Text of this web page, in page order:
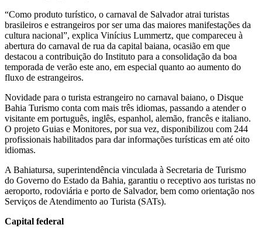
“Como produto turístico, o carnaval de Salvador atrai turistas
brasileiros e estrangeiros por ser uma das maiores manifestações da
cultura nacional”, explica Vinícius Lummertz, que compareceu à
abertura do carnaval de rua da capital baiana, ocasião em que
destacou a contribuição do Instituto para a consolidação da boa
temporada de verão este ano, em especial quanto ao aumento do
fluxo de estrangeiros.
Novidade para o turista estrangeiro no carnaval baiano, o Disque
Bahia Turismo conta com mais três idiomas, passando a atender o
visitante em português, inglês, espanhol, alemão, francês e italiano.
O projeto Guias e Monitores, por sua vez, disponibilizou com 244
profissionais habilitados para dar informações turísticas em até oito
idiomas.
A Bahiatursa, superintendência vinculada à Secretaria de Turismo
do Governo do Estado da Bahia, garantiu o receptivo aos turistas no
aeroporto, rodoviária e porto de Salvador, bem como orientação nos
Serviços de Atendimento ao Turista (SATs).
Capital federal